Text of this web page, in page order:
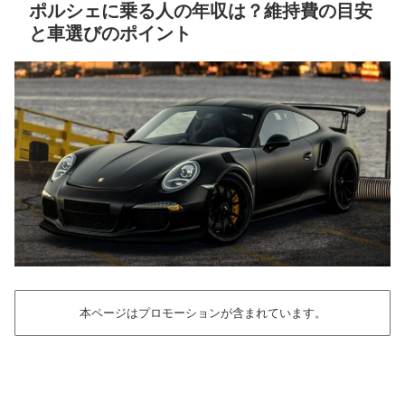
ポルシェに乗る人の年収は？維持費の目安
と車選びのポイント
本ページはプロモーションが含まれています。